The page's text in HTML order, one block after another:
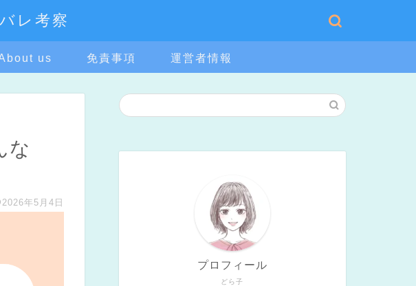
レ考察
us 免責事項 運営者情報
な
年5月4日
どら子
プロフィール